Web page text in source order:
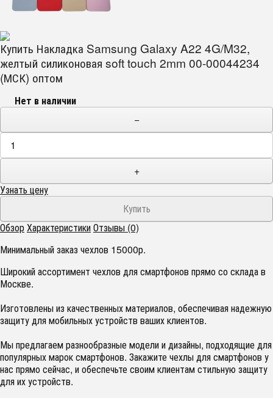
Купить Накладка Samsung Galaxy A22 4G/M32,
желтый силиконовая soft touch 2mm 00-00044234
(МСК) оптом
Нет в наличии
−
+
Узнать цену
ОбзорХарактеристикиОтзывы (0)
Минимальный заказ чехлов 15000р.
Широкий ассортимент чехлов для смартфонов прямо со склада в
Москве.
Изготовлены из качественных материалов, обеспечивая надежную
защиту для мобильных устройств ваших клиентов.
Мы предлагаем разнообразные модели и дизайны, подходящие для
популярных марок смартфонов. Закажите чехлы для смартфонов у
нас прямо сейчас, и обеспечьте своим клиентам стильную защиту
для их устройств.